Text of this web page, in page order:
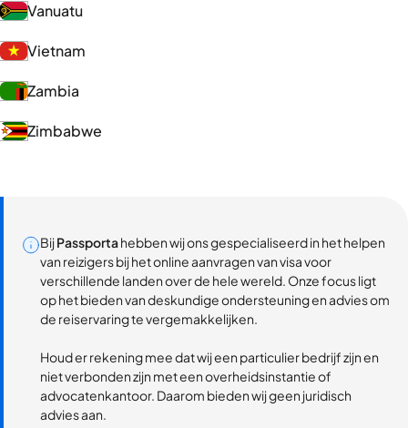
Vanuatu
Vietnam
Zambia
Zimbabwe
BijPassportahebben wij ons gespecialiseerd in het helpen
van reizigers bij het online aanvragen van visa voor
verschillende landen over de hele wereld. Onze focus ligt
op het bieden van deskundige ondersteuning en advies om
de reiservaring te vergemakkelijken.
Houd er rekening mee dat wij een particulier bedrijf zijn en
niet verbonden zijn met een overheidsinstantie of
advocatenkantoor. Daarom bieden wij geen juridisch
advies aan.